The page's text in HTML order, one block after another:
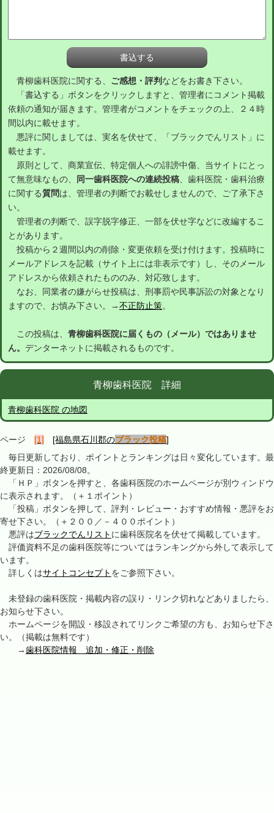
青柳歯科医院に関する、 ご感想・評判 などをお書き下さい。
「書込する」ボタンをクリックしますと、管理者にコメント掲載
依頼の通知が届きます。管理者がコメントをチェックの上、２４時
間以内に載せます。
悪評に関しましては、実名を伏せて、「ブラックでんリスト」に
載せます。
原則として、商業宣伝、特定個人への誹謗中傷、当サイトにとっ
て無意味なもの、
同一歯科医院への連続投稿、歯科医院・歯科治療
に関する質問は、管理者の判断でお載せしませんので、ご了承下さ
い。
管理者の判断で、誤字脱字修正、一部を伏せ字などに改編するこ
とがあります。
投稿から２週間以内の削除・変更依頼を受け付けます。投稿時に
メールアドレスを記載（サイト上には非表示です）し、そのメール
アドレスから依頼されたもののみ、対応致します。
なお、同業者の嫌がらせ投稿は、刑事罰や民事訴訟の対象となり
ますので、お慎み下さい。→不正防止策。
この投稿は、 青柳歯科医院に届くもの（メール）ではありませ
ん。 デンターネットに掲載されるものです。
青柳歯科医院 詳細
青柳歯科医院 の地図
ページ [1] [福島県石川郡のブラック投稿]
毎日更新しており、ポイントとランキングは日々変化しています。最
終更新日：2026/08/08。
「ＨＰ」ボタンを押すと、各歯科医院のホームページが別ウィンドウ
に表示されます。（＋１ポイント）
「投稿」ボタンを押して、評判・レビュー・おすすめ情報・悪評をお
寄せ下さい。（＋２００／－４００ポイント）
悪評はブラックでんリスト に歯科医院名を伏せて掲載しています。
評価資料不足の歯科医院等についてはランキングから外して表示して
います。
詳しくはサイトコンセプト をご参照下さい。
未登録の歯科医院・掲載内容の誤り・リンク切れなどありましたら、
お知らせ下さい。
ホームページを開設・移設されてリンクご希望の方も、お知らせ下さ
い。（掲載は無料です）
→歯科医院情報 追加・修正・削除